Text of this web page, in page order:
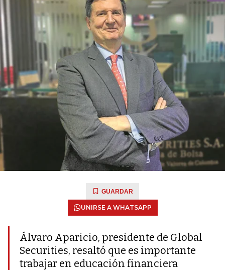
GUARDAR
UNIRSE A WHATSAPP
Álvaro Aparicio, presidente de Global
Securities, resaltó que es importante
trabajar en educación financiera